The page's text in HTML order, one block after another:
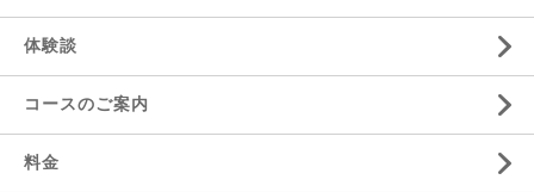
体験談
コースのご案内
料金